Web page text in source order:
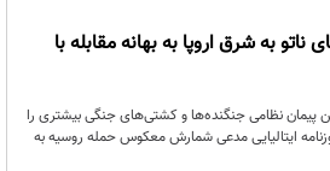
به شرق اروپا به بهانه مقابله با
پیمان نظامی جنگنده‌ها و کشتی‌های جنگی بیشتری را
ایتالیایی مدعی شمارش معکوس حمله روسیه به